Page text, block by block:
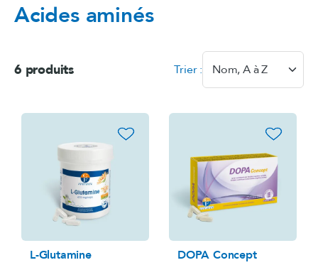
Acides aminés
6 produits Trier : Nom, A à Z
favorite_border
L-Glutamine
favorite_border
DOPA Concept